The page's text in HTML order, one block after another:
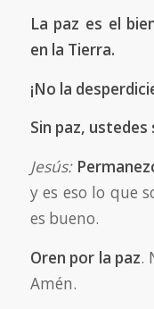
La paz es el
en la Tierra.
¡No la
Sin paz,
Jesús:
y es eso lo que
es bueno.
Oren por la paz.
Amén.